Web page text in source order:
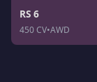
RS 6
450 CV•AWD